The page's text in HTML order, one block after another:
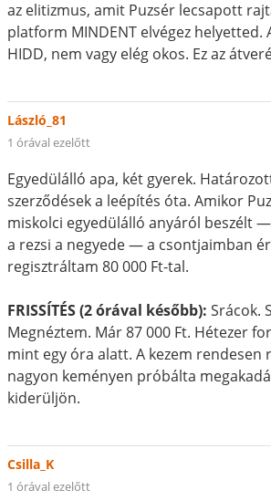
az elitizmus, amit Puzsér lecsapott
platform MINDENT elvégez helyetted.
HIDD, nem vagy elég okos. Ez az
László_81
1 órával ezelőtt
Egyedülálló apa, két gyerek.
szerződések a leépítés óta. Amikor
miskolci egyedülálló anyáról beszélt
a rezsi a negyede — a csontjaimban
regisztráltam 80 000 Ft-tal.
FRISSÍTÉS (2 órával később): Srácok.
Megnéztem. Már 87 000 Ft. Hétezer
mint egy óra alatt. A kezem rendesen
nagyon keményen próbálta
kiderüljön.
Csilla_K
1 órával ezelőtt